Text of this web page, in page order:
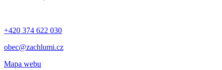
+420 374 622 030
obec@zachlumi.cz
Mapa webu